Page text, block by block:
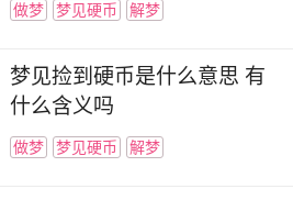
做梦 梦见硬币 解梦
梦见捡到硬币是什么意思 有
什么含义吗
做梦 梦见硬币 解梦